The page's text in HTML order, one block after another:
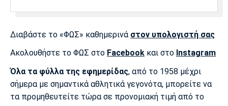
Αστέρας
Διαβάστε το «ΦΩΣ» καθημερινά στον υπολογιστή σας
Ακολουθήστε το ΦΩΣ στο Facebook και στο Instagram
Όλα τα φύλλα της εφημερίδας, από το 1958 μέχρι
σήμερα με σημαντικά αθλητικά γεγονότα, μπορείτε να
τα προμηθευτείτε τώρα σε προνομιακή τιμή από το